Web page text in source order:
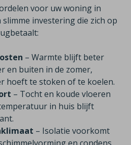
voor uw woning in
slimme investering die zich op
– Warmte blijft beter
en buiten in de zomer,
hoeft te stoken of te koelen.
– Tocht en koude vloeren
in huis blijft
– Isolatie voorkomt